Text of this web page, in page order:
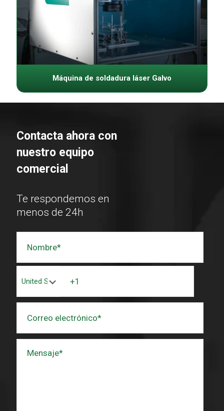
Máquina de soldadura láser Galvo
Contacta ahora con
nuestro equipo
comercial
Te respondemos en
menos de 24h